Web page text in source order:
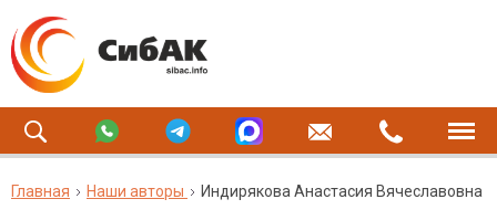
Главная Наши авторы Индирякова Анастасия Вячеславовна